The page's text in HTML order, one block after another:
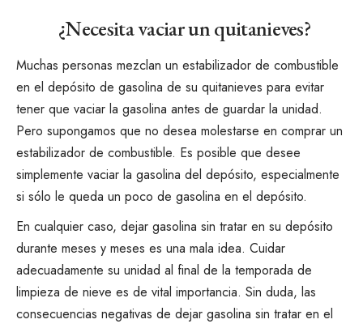
¿Necesita vaciar un quitanieves?
Muchas personas mezclan un estabilizador de combustible
en el depósito de gasolina de su quitanieves para evitar
tener que vaciar la gasolina antes de guardar la unidad.
Pero supongamos que no desea molestarse en comprar un
estabilizador de combustible. Es posible que desee
simplemente vaciar la gasolina del depósito, especialmente
si sólo le queda un poco de gasolina en el depósito.
En cualquier caso, dejar gasolina sin tratar en su depósito
durante meses y meses es una mala idea. Cuidar
adecuadamente su unidad al final de la temporada de
limpieza de nieve es de vital importancia. Sin duda, las
consecuencias negativas de dejar gasolina sin tratar en el